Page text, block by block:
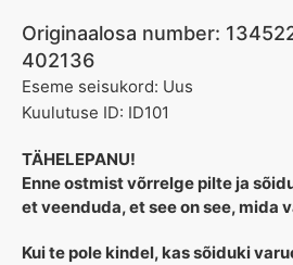
Originaalosa number:
402136
Eseme seisukord: Uus
Kuulutuse ID: ID101
TÄHELEPANU!
Enne ostmist võrrelge pilte ja
et veenduda, et see on see, mida
Kui te pole kindel, kas sõiduki